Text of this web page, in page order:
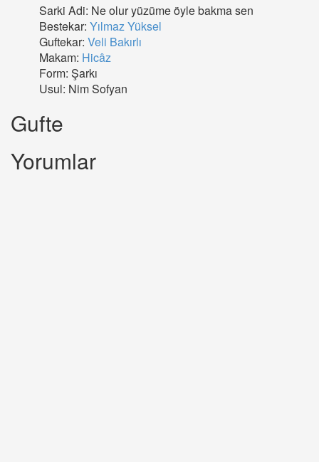
Sarki Adi: Ne olur yüzüme öyle bakma sen
Bestekar: Yılmaz Yüksel
Guftekar: Veli Bakırlı
Makam: Hicâz
Form: Şarkı
Usul: Nim Sofyan
Gufte
Yorumlar